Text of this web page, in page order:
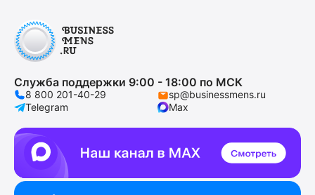
Служба поддержки 9:00 - 18:00 по МСК
8 800 201-40-29
sp@businessmens.ru
Telegram
Max